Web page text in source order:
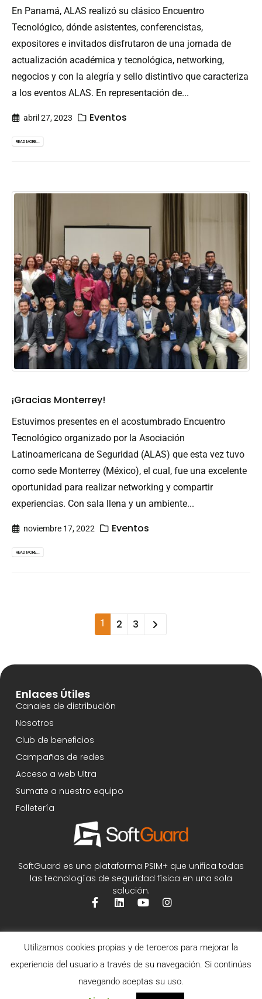
En Panamá, ALAS realizó su clásico Encuentro
Tecnológico, dónde asistentes, conferencistas,
expositores e invitados disfrutaron de una jornada de
actualización académica y tecnológica, networking,
negocios y con la alegría y sello distintivo que caracteriza
a los eventos ALAS. En representación de...
abril 27, 2023 Eventos
READ MORE...
¡Gracias Monterrey!
Estuvimos presentes en el acostumbrado Encuentro
Tecnológico organizado por la Asociación
Latinoamericana de Seguridad (ALAS) que esta vez tuvo
como sede Monterrey (México), el cual, fue una excelente
oportunidad para realizar networking y compartir
experiencias. Con sala llena y un ambiente...
noviembre 17, 2022 Eventos
READ MORE...
1 2 3
SoftGuard es una plataforma PSIM+ que unifica todas
las tecnologías de seguridad física en una sola
solución.
Enlaces Útiles
Canales de distribución
Nosotros
Club de beneficios
Campañas de redes
Acceso a web Ultra
Sumate a nuestro equipo
Folletería
Utilizamos cookies propias y de terceros para mejorar la
experiencia del usuario a través de su navegación. Si continúas
navegando aceptas su uso.